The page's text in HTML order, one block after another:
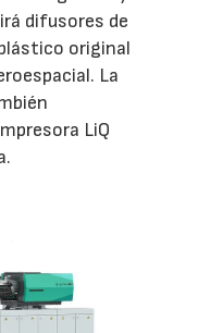
difusores de
original
La
LiQ